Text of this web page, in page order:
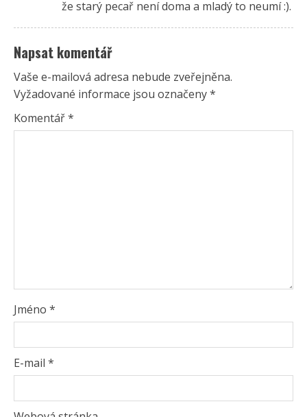
že starý pecař není doma a mladý to neumí :).
Napsat komentář
Vaše e-mailová adresa nebude zveřejněna.
Vyžadované informace jsou označeny*
Komentář*
Jméno *
E-mail *